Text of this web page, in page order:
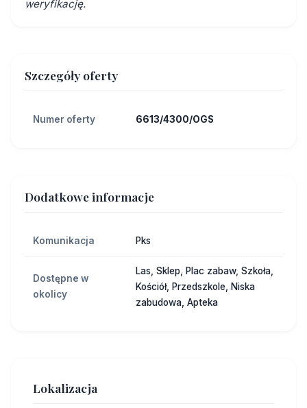
weryfikację.
Szczegóły oferty
Numer oferty 6613/4300/OGS
Dodatkowe informacje
Komunikacja Pks
Dostępne w
okolicy
Las, Sklep, Plac zabaw, Szkoła,
Kościół, Przedszkole, Niska
zabudowa, Apteka
Lokalizacja